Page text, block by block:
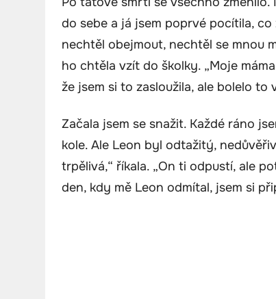
do sebe a já jsem poprvé pocítila,
nechtěl obejmout, nechtěl se mnou
ho chtěla vzít do školky. „Moje
že jsem si to zasloužila, ale bolelo to
Začala jsem se snažit. Každé ráno
kole. Ale Leon byl odtažitý,
trpělivá,“ říkala. „On ti odpustí, ale
den, kdy mě Leon odmítal, jsem si